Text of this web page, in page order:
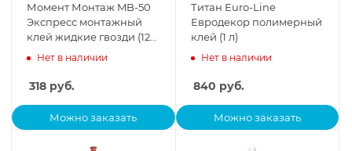
Момент Монтаж MB-50
Экспресс монтажный
клей жидкие гвозди (125
Нет в наличии
318 руб.
Можно заказать
Титан Euro-Line
Евродекор полимерный
клей (1 л)
Нет в наличии
840 руб.
Можно заказать